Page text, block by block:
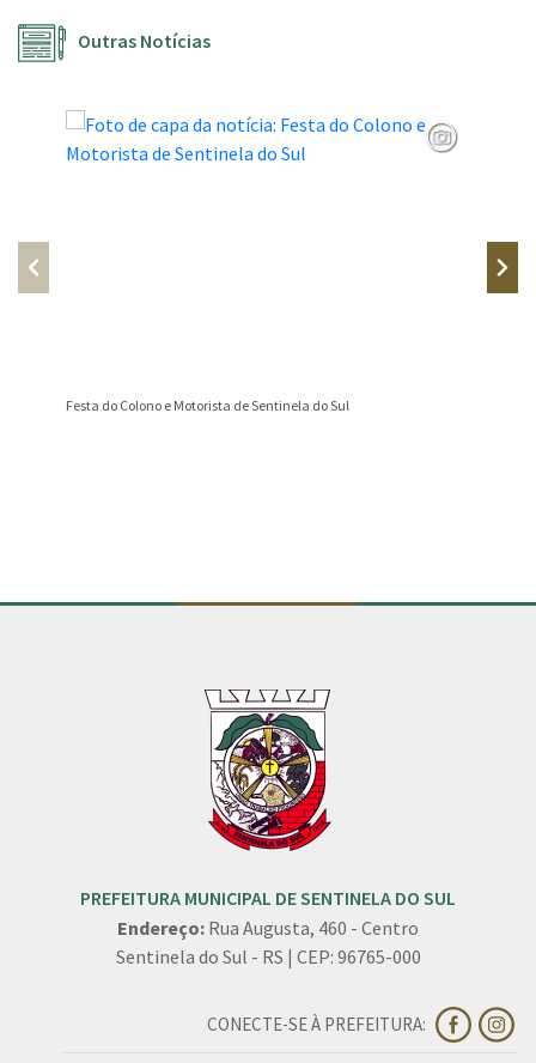
Outras Notícias
Festa do Colono e Motorista de Sentinela do Sul
PREFEITURA MUNICIPAL DE SENTINELA DO SUL
Endereço: Rua Augusta, 460 - Centro
Sentinela do Sul - RS | CEP: 96765-000
CONECTE-SE À PREFEITURA: